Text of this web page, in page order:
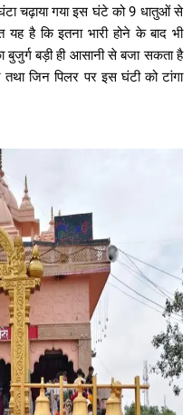
चढ़ाया गया इस घंटे को 9 धातुओं से
है कि इतना भारी होने के बाद भी
बुजुर्ग बड़ी ही आसानी से बजा सकता है
जिन पिलर पर इस घंटी को टांगा